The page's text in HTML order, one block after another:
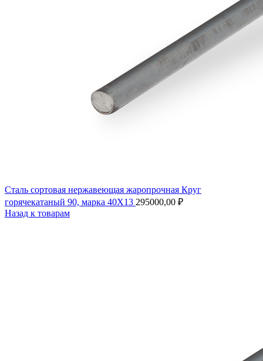
Сталь сортовая нержавеющая жаропрочная Круг
горячекатаный 90, марка 40Х13 295000,00 ₽
Назад к товарам